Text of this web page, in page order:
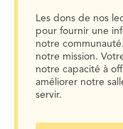
Les dons de nos
pour fournir une
notre
notre mission.
notre capacité à
améliorer notre
servir.